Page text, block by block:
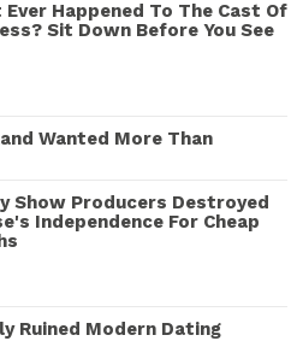
Ever Happened To The Cast Of
Sit Down Before You See
Wanted More Than
Show Producers Destroyed
Independence For Cheap
Ruined Modern Dating